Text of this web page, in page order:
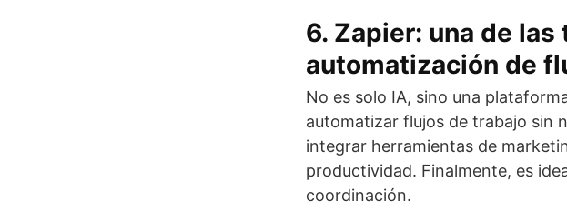
6. Zapier: una de
automatización de
No es solo IA, sino una
automatizar flujos de trabajo sin
integrar herramientas de
productividad. Finalmente, es
coordinación.